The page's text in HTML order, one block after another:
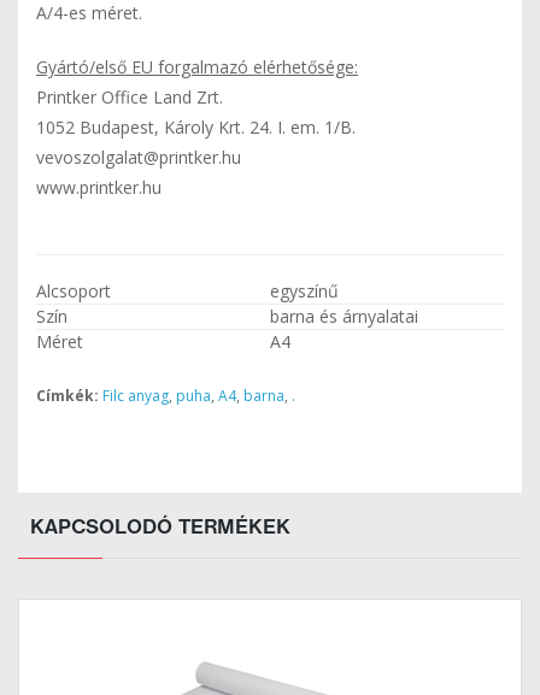
A/4-es méret.
Gyártó/első EU forgalmazó elérhetősége:
Printker Office Land Zrt.
1052 Budapest, Károly Krt. 24. I. em. 1/B.
vevoszolgalat@printker.hu
www.printker.hu
Alcsoport
egyszínű
Szín
barna és árnyalatai
Méret
A4
Címkék: Filc anyag, puha, A4, barna, .
KAPCSOLODÓ TERMÉKEK